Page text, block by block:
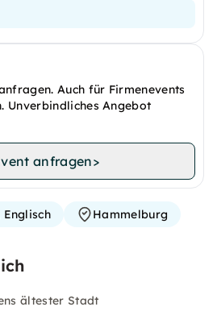
Auch für Firmenevents
Unverbindliches Angebot
anfragen>
Englisch Hammelburg
ältester Stadt